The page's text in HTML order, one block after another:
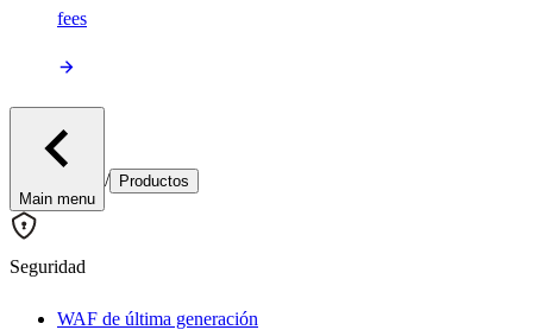
fees
Main menu
/ Productos
Seguridad
WAF de última generación